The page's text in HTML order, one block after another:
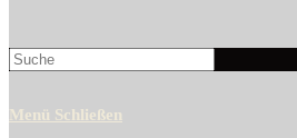
Search
this
Menü Schließen